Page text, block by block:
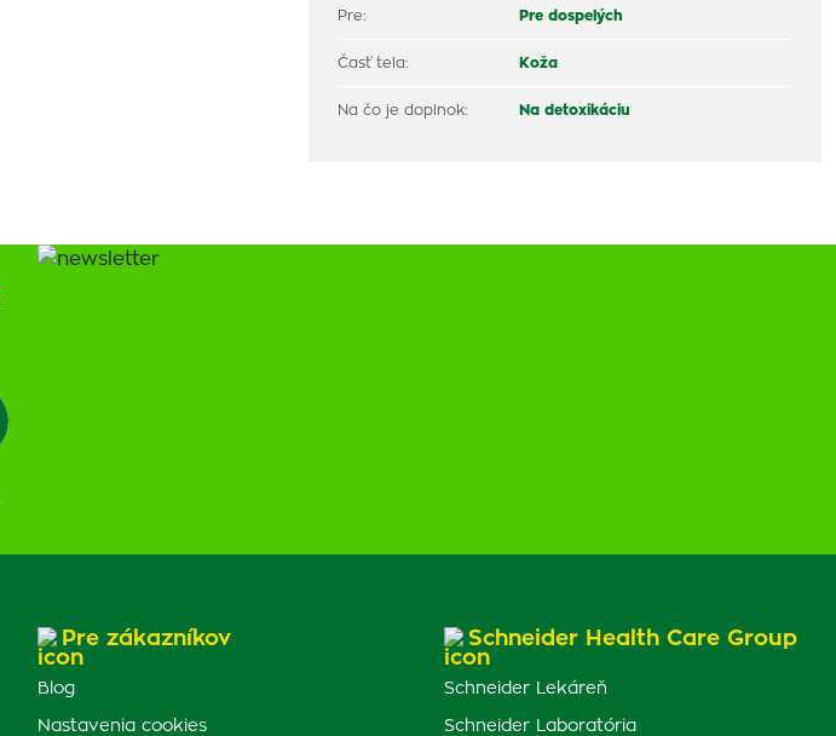
Pre: Pre dospelých
Časť tela: Koža
Na čo je doplnok: Na detoxikáciu
Pre zákazníkov
Blog
Nastavenia cookies
Schneider Health Care Group
Schneider Lekáreň
Schneider Laboratória